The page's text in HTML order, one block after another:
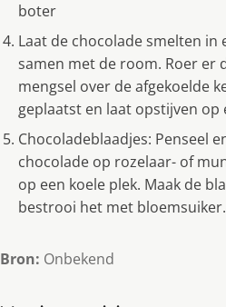
boter
Laat de chocolade smelten in
samen met de room. Roer er
mengsel over de afgekoelde
geplaatst en laat opstijven op
Chocoladeblaadjes: Penseel
chocolade op rozelaar- of
op een koele plek. Maak de
bestrooi het met bloemsuiker.
Bron: Onbekend